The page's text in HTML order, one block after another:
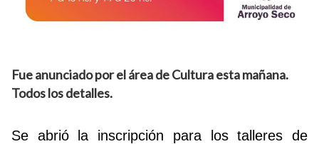
Fue anunciado por el área de Cultura esta mañana.
Todos los detalles.
Se abrió la inscripción para los talleres de